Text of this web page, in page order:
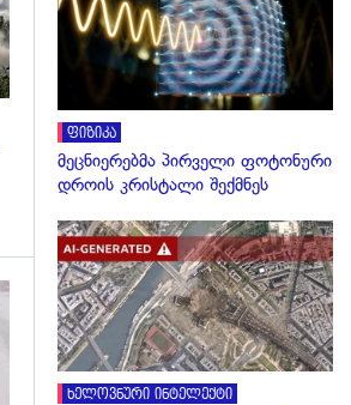
გადახედვა
ფიზიკა
მეცნიერებმა პირველი ფოტონური
დროის კრისტალი შექმნეს
ხელოვნური ინტელექტი